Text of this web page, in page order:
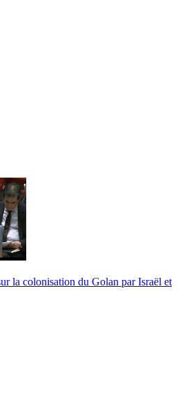
la colonisation du Golan par Israël et